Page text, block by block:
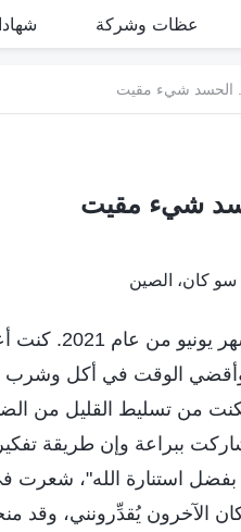
عظات وشركة
سو كان، الصين
بدأت التدريب على
الوقت في أكل وشرب
من تسليط القليل من
ببراعة وإن طريقة
بفضل استنارة الله"، شعرت
الآخرون يُقدِّرونني، وقد